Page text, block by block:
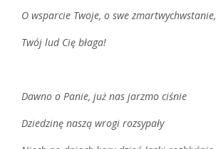
O wsparcie Twoje, o swe zmartwychwstanie,
Twój lud Cię błaga!
Dawno o Panie, już nas jarzmo ciśnie
Dziedzinę naszą wrogi rozsypały